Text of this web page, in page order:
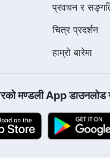
प्रवचन र
चित्र प्रदर्शन
हाम्रो बारेमा
मण्डली App डाउनलोड